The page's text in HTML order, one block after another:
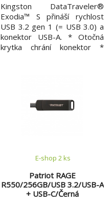
Kingston DataTraveler®
Exodia™ S přináší rychlost
USB 3.2 gen 1 (= USB 3.0) a
konektor USB-A. * Otočná
krytka chrání konektor *
systému: Windows® 11, 10,
macOS® (v.10.15.x +), Linux
Patriot RAGE
R550/256GB/USB 3.2/USB-A
+ USB-C/Černá
E-shop 2 ks